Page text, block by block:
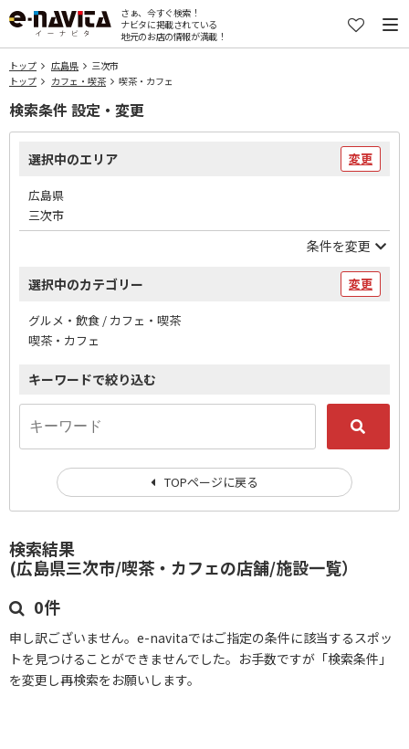
さぁ、今すぐ検索！
ナビタに掲載されている
地元のお店の情報が満載！
トップ 広島県
三次市
トップ
カフェ・喫茶 喫茶・カフェ
検索結果
(広島県三次市/喫茶・カフェの店舗/施設一覧）
0件
申し訳ございません。e-navitaではご指定の条件に該当するスポッ
トを見つけることができませんでした。お手数ですが「検索条件」
を変更し再検索をお願いします。
検索条件 設定・変更
選択中のエリア 変更
広島県
三次市
条件を変更
選択中のカテゴリー 変更
グルメ・飲食 / カフェ・喫茶
喫茶・カフェ
キーワードで絞り込む
TOPページに戻る